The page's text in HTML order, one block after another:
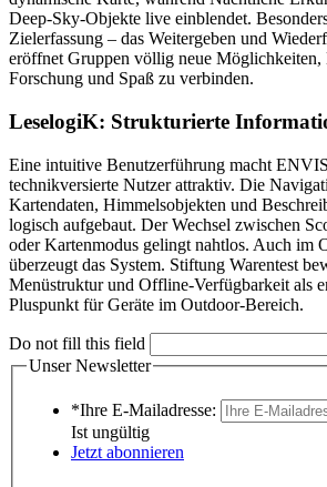
Deep-Sky-Objekte live einblendet.
Zielerfassung – das Weitergeben und
eröffnet Gruppen völlig neue Möglichkeiten,
Forschung und Spaß zu verbinden.
LeselogiK: Strukturierte
Eine intuitive Benutzerführung macht
technikversierte Nutzer attraktiv. Die
Kartendaten, Himmelsobjekten und
logisch aufgebaut. Der Wechsel zwischen
oder Kartenmodus gelingt nahtlos. Auch im
überzeugt das System. Stiftung Warentest
Menüstruktur und Offline-Verfügbarkeit als
Pluspunkt für Geräte im Outdoor-Bereich.
Do not fill this field
Unser Newsletter
*Ihre E-Mailadresse:
Ist ungültig
Jetzt abonnieren